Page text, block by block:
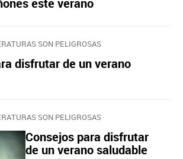
este verano
SON PELIGROSAS
disfrutar de un verano
SON PELIGROSAS
Consejos para disfrutar
de un verano saludable